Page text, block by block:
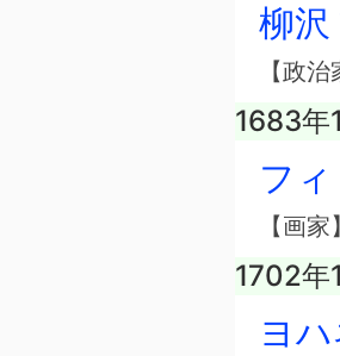
柳沢
【政
1683年
フ
【画
1702年
ヨ